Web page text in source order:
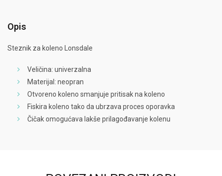
Opis
Steznik za koleno Lonsdale
Veličina: univerzalna
Materijal: neopran
Otvoreno koleno smanjuje pritisak na koleno
Fiskira koleno tako da ubrzava proces oporavka
Čičak omogućava lakše prilagođavanje kolenu